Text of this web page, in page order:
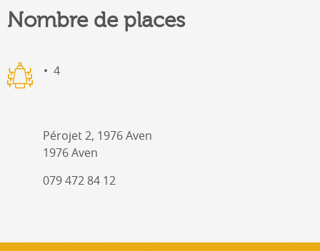
Nombre de places
4
Pérojet 2, 1976 Aven
1976 Aven
079 472 84 12